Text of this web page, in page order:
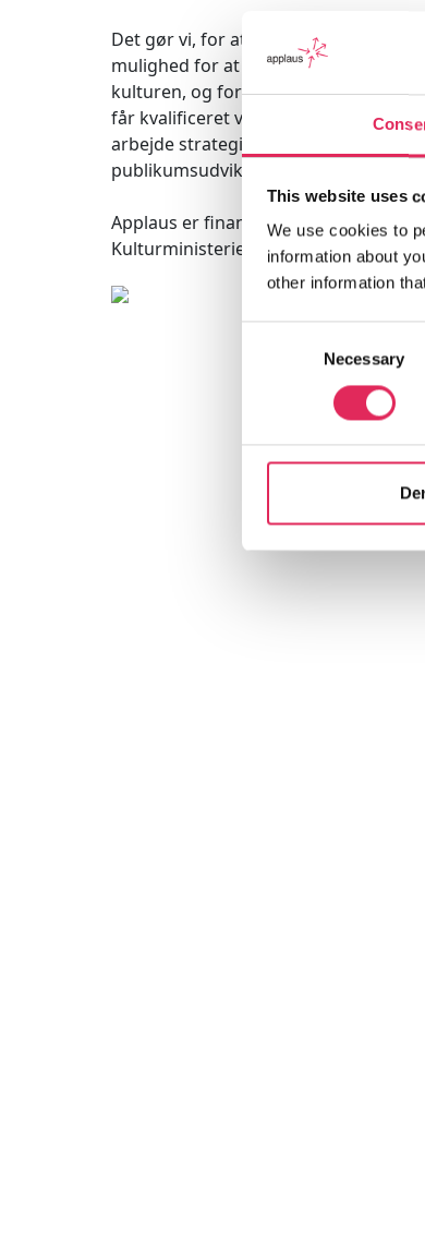
This website uses
We use cookies to
information about
other information
Necessary
Det gør vi, for at endnu flere borgere
mulighed for at møde kunsten og
kulturen, og for at
får kvalificeret viden og inspiration til
arbejde strategisk med
publikumsudvikling.
Applaus er finansieret af
Kulturministeriet.